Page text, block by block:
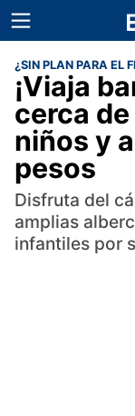
¿SIN PLAN PARA EL
¡Viaja
cerca
niños y
pesos
Disfruta del
amplias
infantiles por